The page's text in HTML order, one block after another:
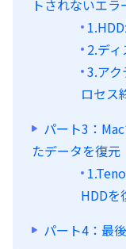
トされないエ
2.デ
3.ア
ロセス
パート3：
たデータを復元
HDDを
パート4：最